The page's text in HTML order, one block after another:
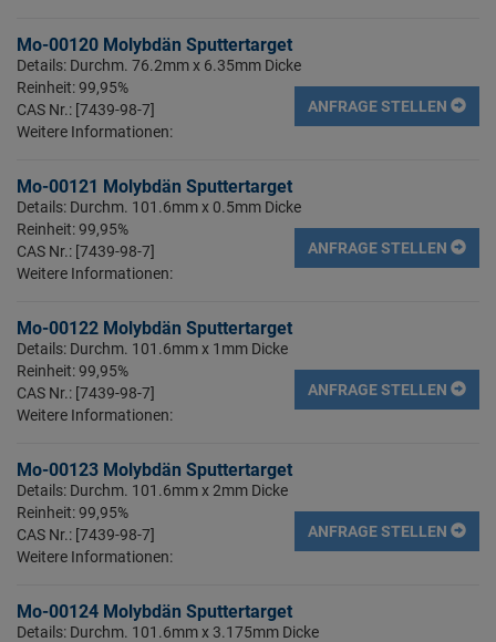
Mo-00120 Molybdän Sputtertarget
Details: Durchm. 76.2mm x 6.35mm Dicke
Reinheit: 99,95%
CAS Nr.: [7439-98-7]
Weitere Informationen:
ANFRAGE STELLEN
Mo-00121 Molybdän Sputtertarget
Details: Durchm. 101.6mm x 0.5mm Dicke
Reinheit: 99,95%
CAS Nr.: [7439-98-7]
Weitere Informationen:
ANFRAGE STELLEN
Mo-00122 Molybdän Sputtertarget
Details: Durchm. 101.6mm x 1mm Dicke
Reinheit: 99,95%
CAS Nr.: [7439-98-7]
Weitere Informationen:
ANFRAGE STELLEN
Mo-00123 Molybdän Sputtertarget
Details: Durchm. 101.6mm x 2mm Dicke
Reinheit: 99,95%
CAS Nr.: [7439-98-7]
Weitere Informationen:
ANFRAGE STELLEN
Mo-00124 Molybdän Sputtertarget
Details: Durchm. 101.6mm x 3.175mm Dicke